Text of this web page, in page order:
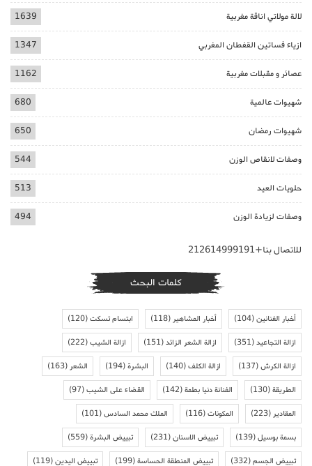
لالة مولاتي اناقة مغربية 1639
ازياء فساتين القفطان المغربي 1347
عصائر و مقبلات مغربية 1162
شهيوات عالمية 680
شهيوات رمضان 650
وصفات لانقاص الوزن 544
حلويات العيد 513
وصفات لزيادة الوزن 494
للاتصال بنا+212614999191
كلمات البحث
أخبار الفنانين(104) أخبار المشاهير(118) ابتسام تسكت(120)
ازالة التجاعيد(351) ازالة الشعر الزائد(151) ازالة الشيب(222)
ازالة الكرش(137) ازالة الكلف(140) البشرة(194) الشعر(163)
الطريقة(130) الفنانة دنيا بطمة(142) القضاء على الشيب(97)
المقادير(223) المكونات(116) الملك محمد السادس(101)
بسمة بوسيل(139) تبييض الاسنان(231) تبييض البشرة(559)
تبييض الجسم(332) تبييض المنطقة الحساسة(199) تبييض اليدين(119)